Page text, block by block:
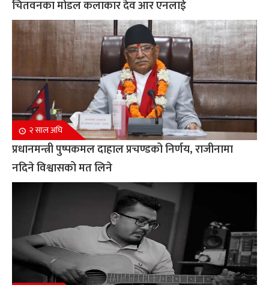
चितवनका मोडल कलाकार देव आर एनलाई
२ साल अघि
प्रधानमन्त्री पुष्पकमल दाहाल प्रचण्डको निर्णय, राजीनामा
नदिने विश्वासको मत लिने